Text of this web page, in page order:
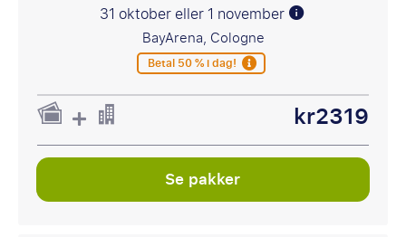
31 oktober eller 1 november
BayArena, Cologne
Betal 50 % i dag!
kr2319
Se pakker